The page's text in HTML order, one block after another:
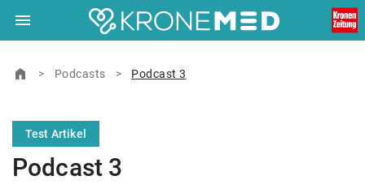
menu Navigation
ein-/ausklappen
closeSchließen
© Ärztekrone Verlagsgesellschaft m.b.H. 2026
Muthgasse 2, 1190 Wien
home Zur Startseite
> Podcasts > Podcast 3
Test Artikel
Podcast 3